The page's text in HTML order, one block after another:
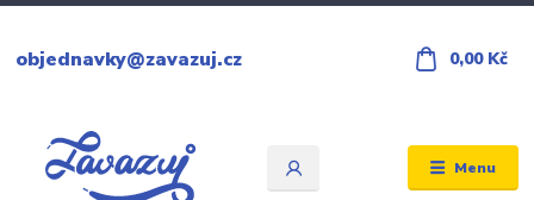
Menu
objednavky@zavazuj.cz 0,00 Kč